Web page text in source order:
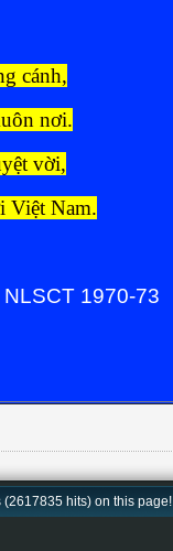
cánh,
nơi.
vời,
Việt Nam.
1970-73
hits) on this page!